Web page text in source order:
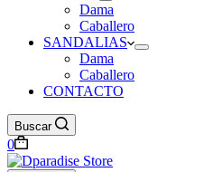
Dama
Caballero
SANDALIAS
Dama
Caballero
CONTACTO
Buscar
Shopping
cart
0